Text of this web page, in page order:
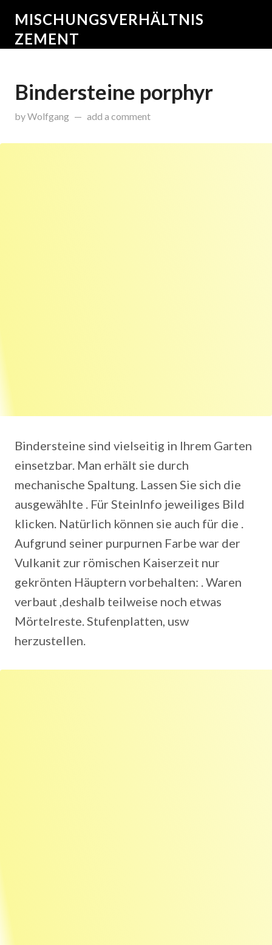
MISCHUNGSVERHÄLTNIS
ZEMENT
Bindersteine porphyr
byWolfgang onOktober 8, 2015
add a comment
Bindersteine sind vielseitig in Ihrem Garten
einsetzbar. Man erhält sie durch
mechanische Spaltung. Lassen Sie sich die
ausgewählte . Für SteinInfo jeweiliges Bild
klicken. Natürlich können sie auch für die .
Aufgrund seiner purpurnen Farbe war der
Vulkanit zur römischen Kaiserzeit nur
gekrönten Häuptern vorbehalten: . Waren
verbaut ,deshalb teilweise noch etwas
Mörtelreste. Stufenplatten, usw
herzustellen.